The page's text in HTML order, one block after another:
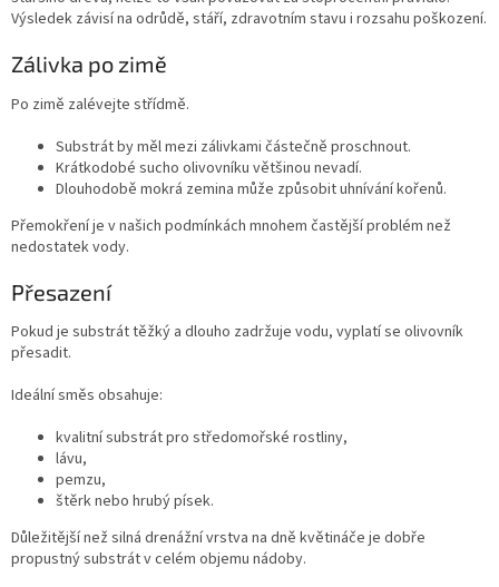
Výsledek závisí na odrůdě, stáří, zdravotním stavu i rozsahu poškození.
Zálivka po zimě
Po zimě zalévejte střídmě.
Substrát by měl mezi zálivkami částečně proschnout.
Krátkodobé sucho olivovníku většinou nevadí.
Dlouhodobě mokrá zemina může způsobit uhnívání kořenů.
Přemokření je v našich podmínkách mnohem častější problém než
nedostatek vody.
Přesazení
Pokud je substrát těžký a dlouho zadržuje vodu, vyplatí se olivovník
přesadit.
Ideální směs obsahuje:
kvalitní substrát pro středomořské rostliny,
lávu,
pemzu,
štěrk nebo hrubý písek.
Důležitější než silná drenážní vrstva na dně květináče je dobře
propustný substrát v celém objemu nádoby.